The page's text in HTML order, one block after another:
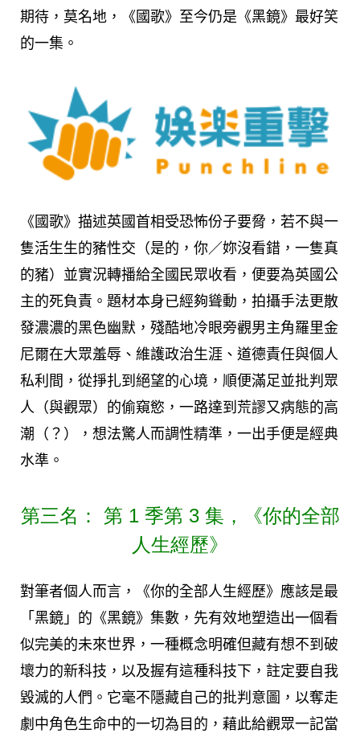
期待，莫名地，《國歌》至今仍是《黑鏡》最好笑
的一集。
《國歌》描述英國首相受恐怖份子要脅，若不與一
隻活生生的豬性交（是的，你／妳沒看錯，一隻真
的豬）並實況轉播給全國民眾收看，便要為英國公
主的死負責。題材本身已經夠聳動，拍攝手法更散
發濃濃的黑色幽默，殘酷地冷眼旁觀男主角羅里金
尼爾在大眾羞辱、維護政治生涯、道德責任與個人
私利間，從掙扎到絕望的心境，順便滿足並批判眾
人（與觀眾）的偷窺慾，一路達到荒謬又病態的高
潮（？），想法驚人而調性精準，一出手便是經典
水準。
第三名： 第 1 季第 3 集，《你的全部
人生經歷》
對筆者個人而言，《你的全部人生經歷》應該是最
「黑鏡」的《黑鏡》集數，先有效地塑造出一個看
似完美的未來世界，一種概念明確但藏有想不到破
壞力的新科技，以及握有這種科技下，註定要自我
毀滅的人們。它毫不隱藏自己的批判意圖，以奪走
劇中角色生命中的一切為目的，藉此給觀眾一記當